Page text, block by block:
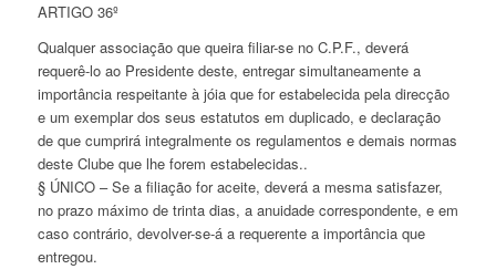
ARTIGO 36º
Qualquer associação que queira filiar-se no C.P.F., deverá
requerê-lo ao Presidente deste, entregar simultaneamente a
importância respeitante à jóia que for estabelecida pela direcção
e um exemplar dos seus estatutos em duplicado, e declaração
de que cumprirá integralmente os regulamentos e demais normas
deste Clube que lhe forem estabelecidas..
§ ÚNICO – Se a filiação for aceite, deverá a mesma satisfazer,
no prazo máximo de trinta dias, a anuidade correspondente, e em
caso contrário, devolver-se-á a requerente a importância que
entregou.